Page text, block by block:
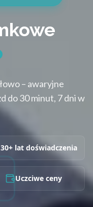
– awaryjne
do 30 minut, 7 dni w
30+ lat doświadczenia
Uczciwe ceny